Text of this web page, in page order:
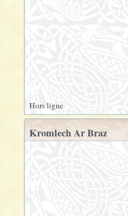
Hors ligne
Kromlech Ar Braz